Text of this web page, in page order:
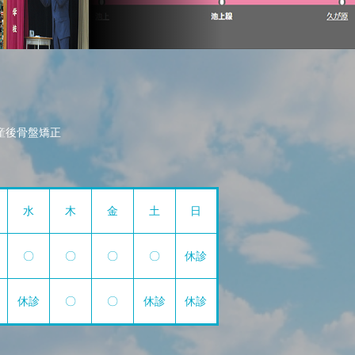
後骨盤矯正
水 木 金 土 日
〇 〇 〇 〇 休診
休診 〇 〇 休診 休診